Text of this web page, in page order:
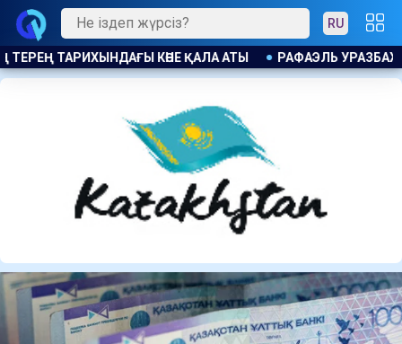
RU
ЛЕВСКИДІ ҚҰРМЕТТЕЙМІЗ, БІРАҚ ЕШКІМНЕН